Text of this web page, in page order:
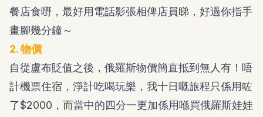
餐店食嘢，最好用電話影張相俾店員睇，好過你指手
畫腳幾分鐘～
2. 物價
自從盧布貶值之後，俄羅斯物價簡直抵到無人有！唔
計機票住宿，淨計吃喝玩樂，我十日嘅旅程只係用咗
了$2000，而當中的四分一更加係用喺買俄羅斯娃娃